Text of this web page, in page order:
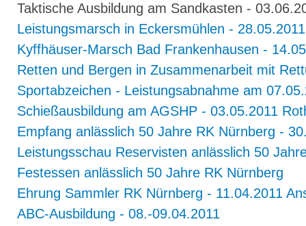
Taktische Ausbildung am Sandkasten -
Leistungsmarsch in Eckersmühlen - 28.05.2011
Kyffhäuser-Marsch Bad Frankenhausen -
Retten und Bergen in Zusammenarbeit mit
Sportabzeichen - Leistungsabnahme am
Schießausbildung am AGSHP - 03.05.2011
Empfang anlässlich 50 Jahre RK Nürnberg -
Leistungsschau Reservisten anlässlich 50
Festessen anlässlich 50 Jahre RK Nürnberg
Ehrung Sammler RK Nürnberg - 11.04.2011
ABC-Ausbildung - 08.-09.04.2011